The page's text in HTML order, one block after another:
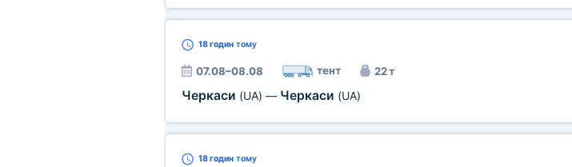
18 годинтому
07.08–08.08 тент 22 т
Черкаси (UA) — Черкаси (UA)
18 годинтому